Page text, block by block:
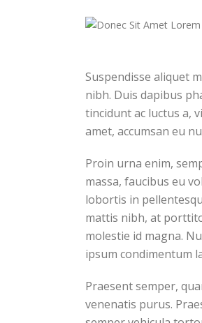
Suspendisse aliquet
nibh. Duis dapibus
tincidunt ac luctus a,
amet, accumsan eu
Proin urna enim,
massa, faucibus eu
lobortis in
mattis nibh, at
molestie id magna.
ipsum condimentum
Praesent semper,
venenatis purus.